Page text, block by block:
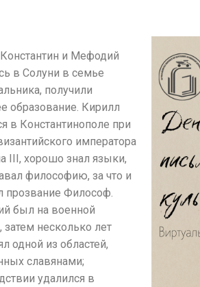
и Мефодий
в Солуни в семье
получили
образование. Кирилл
в Константинополе при
императора
III, хорошо знал языки,
философию, за что и
прозвание Философ.
был на военной
затем несколько лет
одной из областей,
славянами;
удалился в